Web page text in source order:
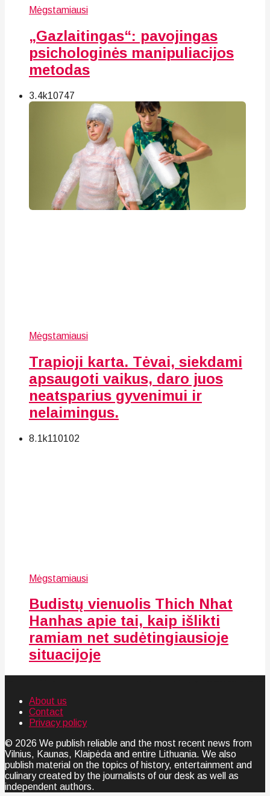
Mėgstamiausi
„Gazlaitingas“: pavojingas
psichologinės manipuliacijos
metodas
3.4k10747
Mėgstamiausi
Trapioji karta. Tėvai, siekdami
apsaugoti vaikus, daro juos
neatsparius gyvenimui ir
nelaimingus.
8.1k110102
Mėgstamiausi
Budistų vienuolis Thich Nhat
Hanhas apie tai, kaip išlikti
ramiam net sudėtingiausioje
situacijoje
About us
Contact
Privacy policy
© 2026 We publish reliable and the most recent news from
Vilnius, Kaunas, Klaipėda and entire Lithuania. We also
publish material on the topics of history, entertainment and
culinary created by the journalists of our desk as well as
independent authors.